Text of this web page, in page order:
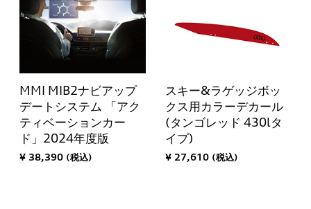
MMI MIB2ナビアップ
デートシステム 「アク
ティベーションカー
ド」2024年度版
¥ 38,390 (税込)
スキー&ラゲッジボッ
クス用カラーデカール
(タンゴレッド 430lタ
イプ)
¥ 27,610 (税込)